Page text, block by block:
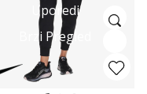
Uporedi
Brzi Pregled